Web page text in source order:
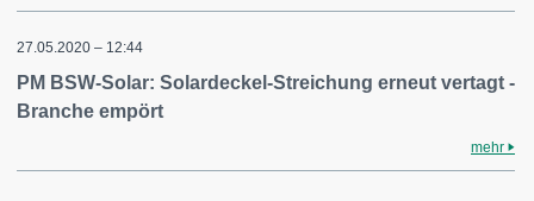
27.05.2020 – 12:44
PM BSW-Solar: Solardeckel-Streichung erneut vertagt -
Branche empört
mehr